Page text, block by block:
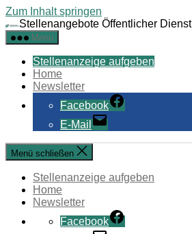
Zum Inhalt springen
Stellenangebote Öffentlicher Dienst
Menü
Stellenanzeige aufgeben
Home
Newsletter
Facebook
E-Mail
Menü schließen
Stellenanzeige aufgeben
Home
Newsletter
Facebook